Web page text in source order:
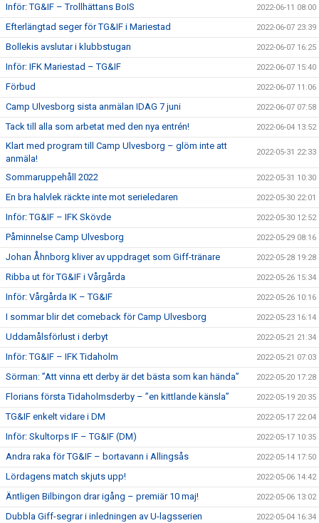
Inför: TG&IF – Trollhättans BoIS 2022-06-11 08:00
Efterlängtad seger för TG&IF i Mariestad 2022-06-07 23:39
Bollekis avslutar i klubbstugan 2022-06-07 16:25
Inför: IFK Mariestad – TG&IF 2022-06-07 15:40
Förbud 2022-06-07 11:06
Camp Ulvesborg sista anmälan IDAG 7 juni 2022-06-07 07:58
Tack till alla som arbetat med den nya entrén! 2022-06-04 13:52
Klart med program till Camp Ulvesborg – glöm inte att
anmäla!
2022-05-31 22:33
Sommaruppehåll 2022 2022-05-31 10:30
En bra halvlek räckte inte mot serieledaren 2022-05-30 22:01
Inför: TG&IF – IFK Skövde 2022-05-30 12:52
Påminnelse Camp Ulvesborg 2022-05-29 08:16
Johan Åhnborg kliver av uppdraget som Giff-tränare 2022-05-28 19:28
Ribba ut för TG&IF i Vårgårda 2022-05-26 15:34
Inför: Vårgårda IK – TG&IF 2022-05-26 10:16
I sommar blir det comeback för Camp Ulvesborg 2022-05-23 16:14
Uddamålsförlust i derbyt 2022-05-21 21:34
Inför: TG&IF – IFK Tidaholm 2022-05-21 07:03
Sörman: ”Att vinna ett derby är det bästa som kan hända” 2022-05-20 17:28
Florians första Tidaholmsderby – ”en kittlande känsla” 2022-05-19 20:35
TG&IF enkelt vidare i DM 2022-05-17 22:04
Inför: Skultorps IF – TG&IF (DM) 2022-05-17 10:35
Andra raka för TG&IF – bortavann i Allingsås 2022-05-14 17:50
Lördagens match skjuts upp! 2022-05-06 14:42
Äntligen Bilbingon drar igång – premiär 10 maj! 2022-05-06 13:02
Dubbla Giff-segrar i inledningen av U-lagsserien 2022-05-04 16:34